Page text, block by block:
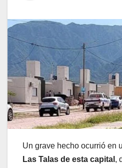
Un grave hecho ocurrió en
Las Talas de esta capital ,